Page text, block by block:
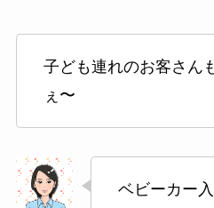
子ども連れのお客さん
ぇ〜
ベビーカー